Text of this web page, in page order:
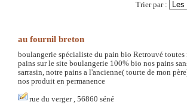
Trier par :
au fournil breton
boulangerie spécialiste du pain bio Retrouvé toutes
pains sur le site boulangerie 100% bio nos pains
sarrasin, notre pains a l'ancienne( tourte de mon
nos produit en permanence
rue du verger , 56860 séné